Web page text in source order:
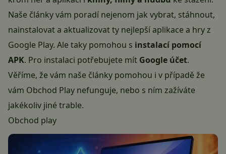
Naše články vám poradí nejenom jak vybrat, stáhnout,
nainstalovat a aktualizovat ty nejlepší aplikace a hry z
Google Play. Ale taky pomohou s instalací pomocí
APK. Pro instalaci potřebujete mít Google účet.
Věříme, že vám naše články pomohou i v případě že
vám Obchod Play nefunguje, nebo s ním zažíváte
jakékoliv jiné trable.
Obchod play